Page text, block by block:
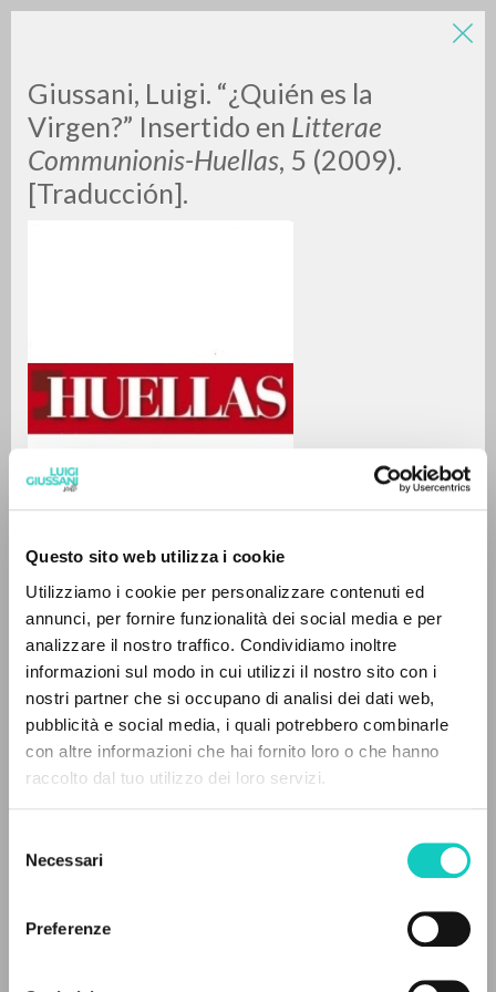
Questo sito web utilizza i cookie
Utilizziamo i cookie per personalizzare contenuti ed
annunci, per fornire funzionalità dei social media e per
analizzare il nostro traffico. Condividiamo inoltre
informazioni sul modo in cui utilizzi il nostro sito con i
nostri partner che si occupano di analisi dei dati web,
pubblicità e social media, i quali potrebbero combinarle
con altre informazioni che hai fornito loro o che hanno
raccolto dal tuo utilizzo dei loro servizi.
delNecessari
Preferenze
Giussani, Luigi. “¿Quién es la
Virgen?” Insertido en Litterae
Communionis-Huellas, 5 (2009).
[Traducción].
Giussani LuigiAutore
Spagnolo
Litterae Communionis-Huellas
2009
Pagine: 4
LUIGI
GIUSSANI
0DOCUMENTI TROVATI
RISULTATI SUCCESSIVI